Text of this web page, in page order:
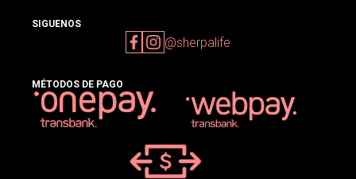
SIGUENOS
@sherpalife
MÉTODOS DE PAGO